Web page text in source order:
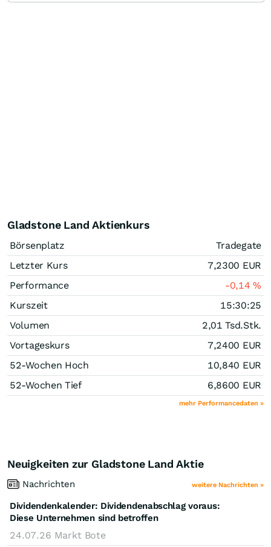
Gladstone Land Aktienkurs
Börsenplatz
Tradegate
Letzter Kurs
7,2300 EUR
Performance
-0,14%
Kurszeit
15:30:25
Volumen
2,01 Tsd.Stk.
Vortageskurs
7,2400 EUR
52-Wochen Hoch
10,840 EUR
52-Wochen Tief
6,8600 EUR
mehr Performancedaten »
Neuigkeiten zur Gladstone Land Aktie
Nachrichten weitere Nachrichten »
Dividendenkalender: Dividendenabschlag voraus:
Diese Unternehmen sind betroffen
24.07.26 Markt Bote